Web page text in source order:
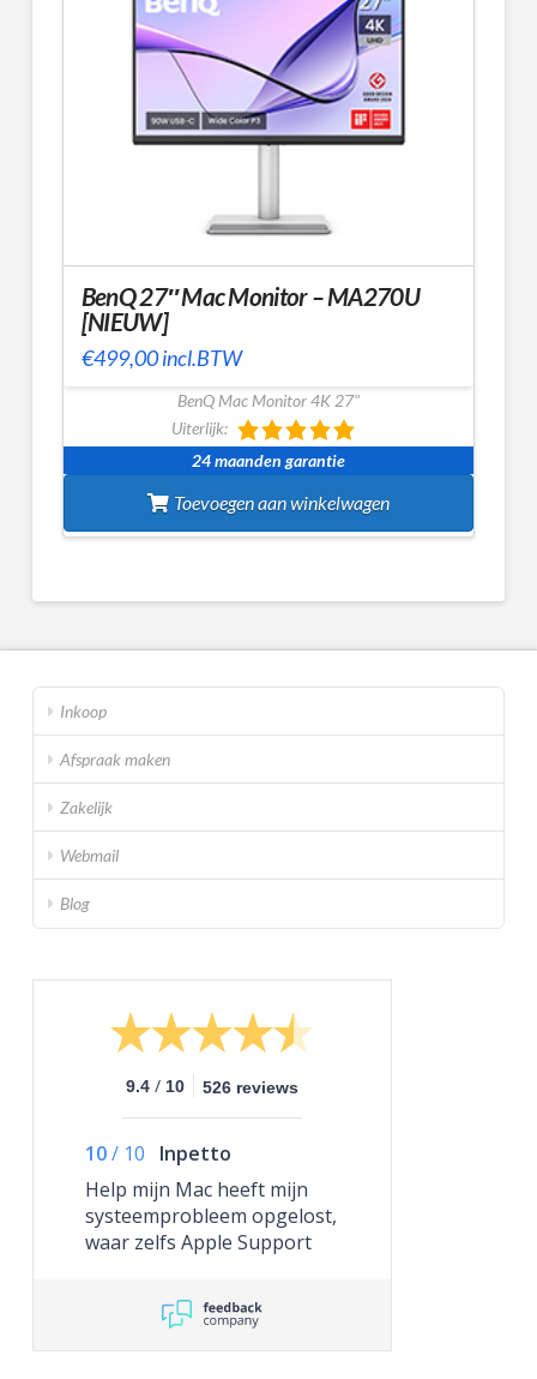
BenQ 27″ Mac Monitor – MA270U
[NIEUW]
€499,00incl.BTW
BenQ Mac Monitor 4K 27"
Uiterlijk:
24 maanden garantie
Toevoegen aan winkelwagen
Inkoop
Afspraak maken
Zakelijk
Webmail
Blog
9.4 / 10 526 reviews
10/ 10
Inpetto
Help mijn Mac heeft mijn
systeemprobleem opgelost,
waar zelfs Apple Support